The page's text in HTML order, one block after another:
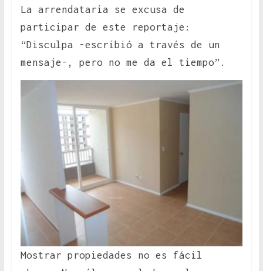
La arrendataria se excusa de
participar de este reportaje:
“Disculpa -escribió a través de un
mensaje-, pero no me da el tiempo”.
Mostrar propiedades no es fácil